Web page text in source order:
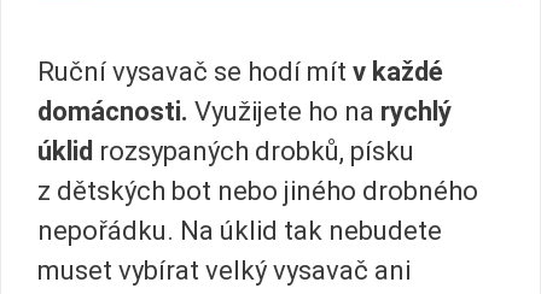
Ruční vysavač se hodí mít v každé
domácnosti. Využijete ho na rychlý
úklid rozsypaných drobků, písku
z dětských bot nebo jiného drobného
nepořádku. Na úklid tak nebudete
muset vybírat velký vysavač ani